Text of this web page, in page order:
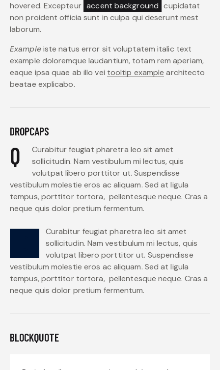
hovered. Excepteur accent background cupidatat
non proident officia sunt in culpa qui deserunt mest
laborum.
Exampleiste natus error sit voluptatem italic text
example doloremque laudantium, totam rem aperiam,
eaque ipsa quae ab illo vei tooltip example architecto
beatae explicabo.
DROPCAPS
Q
Curabitur feugiat pharetra leo sit amet
sollicitudin. Nam vestibulum mi lectus, quis
volutpat libero porttitor ut. Suspendisse
vestibulum molestie eros ac aliquam. Sed at ligula
tempus, porttitor tortora, pellentesque neque. Cras a
neque quis dolor pretium fermentum.
Curabitur feugiat pharetra leo sit amet
sollicitudin. Nam vestibulum mi lectus, quis
volutpat libero porttitor ut. Suspendisse
vestibulum molestie eros ac aliquam. Sed at ligula
tempus, porttitor tortora, pellentesque neque. Cras a
neque quis dolor pretium fermentum.
BLOCKQUOTE